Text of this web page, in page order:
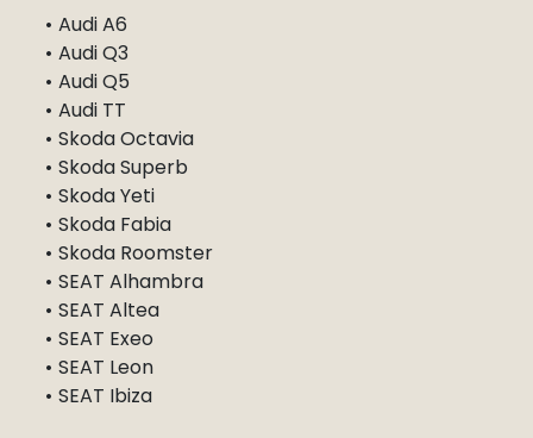
Audi A6
Audi Q3
Audi Q5
Audi TT
Skoda Octavia
Skoda Superb
Skoda Yeti
Skoda Fabia
Skoda Roomster
SEAT Alhambra
SEAT Altea
SEAT Exeo
SEAT Leon
SEAT Ibiza